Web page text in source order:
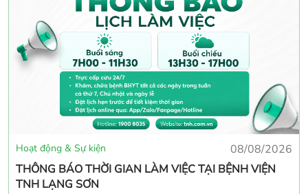
Hoạt động & Sự kiện
08/08/2026
THÔNG BÁO THỜI GIAN LÀM VIỆC TẠI BỆNH VIỆN
TNH LẠNG SƠN